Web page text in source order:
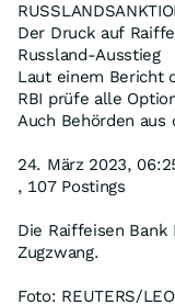
Der Druck auf
Russland-Ausstieg
Laut einem Bericht
RBI prüfe alle
Auch Behörden aus
24. März 2023,
, 107 Postings
Die Raiffeisen
Zugzwang.
Foto: REUTERS/